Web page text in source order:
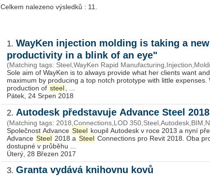
Celkem nalezeno výsledků : 11.
1. WayKen injection molding is taking a
productivity in a blink of an eye"
(Matching tags: Steel,WayKen Rapid
Sole aim of WayKen is to always provide what her clients want
maximum by producing a top notch prototype with little expenses.
production of steel
Pátek, 24 Srpen 2018
2. Autodesk představuje Advance Steel 2018
(Matching tags: 2018,Connections,LOD
Společnost Advance Steel koupil Autodesk v roce 2013 a nyní
Advance Steel 2018 a Steel Connections pro Revit 2018. Oba
dostupné v průběhu ...
Úterý, 28 Březen 2017
3. Granta vydává knihovnu kovů